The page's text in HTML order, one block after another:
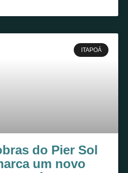
ITAPOÁ
do Pier Sol
um novo